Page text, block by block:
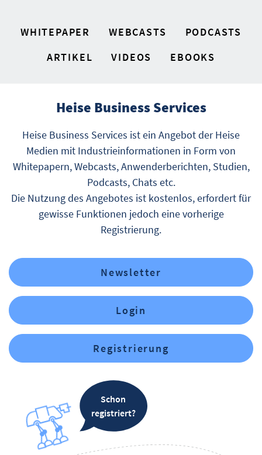
WHITEPAPER WEBCASTS
PODCASTS
ARTIKEL
VIDEOS EBOOKS
Heise Business Services
Heise Business Services ist ein Angebot der Heise
Medien mit Industrieinformationen in Form von
Whitepapern, Webcasts, Anwenderberichten, Studien,
Podcasts, Chats etc.
Die Nutzung des Angebotes ist kostenlos, erfordert für
gewisse Funktionen jedoch eine vorherige
Registrierung.
Newsletter
Login
Registrierung
Schon
registriert?